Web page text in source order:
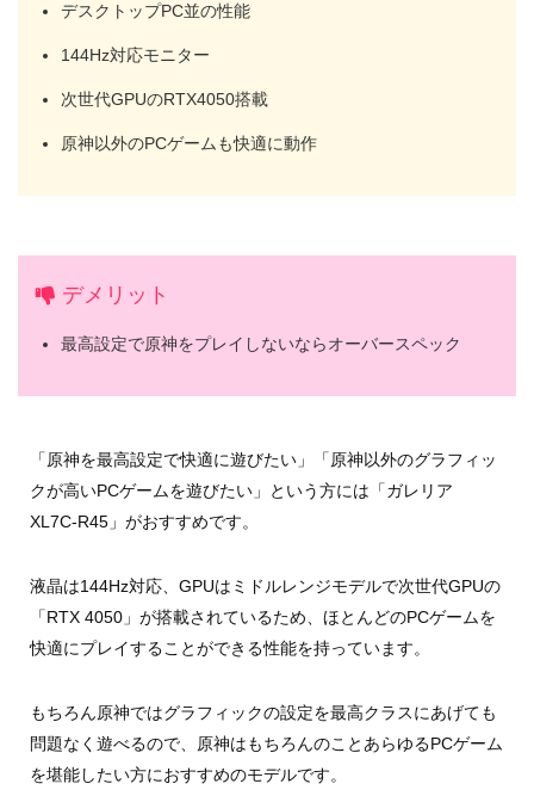
デスクトップPC並の性能
144Hz対応モニター
次世代GPUのRTX4050搭載
原神以外のPCゲームも快適に動作
デメリット
最高設定で原神をプレイしないならオーバースペック
「原神を最高設定で快適に遊びたい」「原神以外のグラフィッ
クが高いPCゲームを遊びたい」という方には「ガレリア
XL7C-R45」がおすすめです。
液晶は144Hz対応、GPUはミドルレンジモデルで次世代GPUの
「RTX 4050」が搭載されているため、ほとんどのPCゲームを
快適にプレイすることができる性能を持っています。
もちろん原神ではグラフィックの設定を最高クラスにあげても
問題なく遊べるので、原神はもちろんのことあらゆるPCゲーム
を堪能したい方におすすめのモデルです。